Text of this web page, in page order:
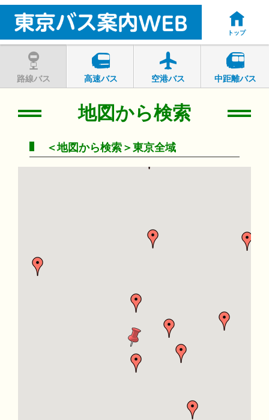
トップ
路線バス 高速バス 空港バス 中距離バス
地図から検索
＜地図から検索＞東京全域